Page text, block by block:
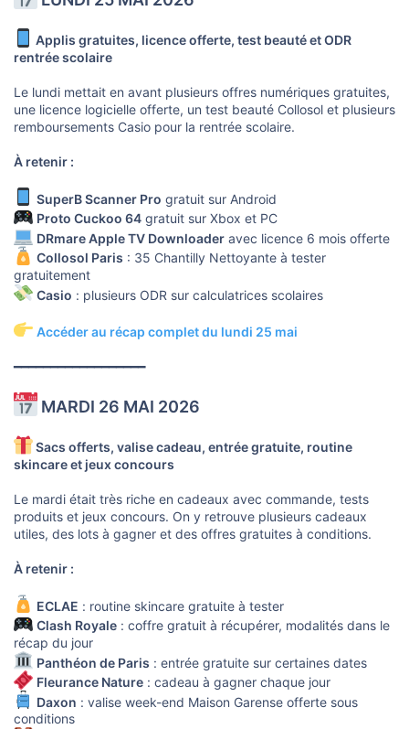
Applis gratuites, licence offerte, test beauté et ODR
rentrée scolaire
Le lundi mettait en avant plusieurs offres numériques gratuites,
une licence logicielle offerte, un test beauté Collosol et plusieurs
remboursements Casio pour la rentrée scolaire.
À retenir :
SuperB Scanner Pro gratuit sur Android
Proto Cuckoo 64gratuit sur Xbox et PC
DRmare Apple TV Downloaderavec licence 6 mois offerte
Collosol Paris : 35 Chantilly Nettoyante à tester
gratuitement
Casio : plusieurs ODR sur calculatrices scolaires
Accéder au récap complet du lundi 25 mai
━━━━━━━━━━━━━━━━━━
MARDI 26 MAI 2026
Sacs offerts, valise cadeau, entrée gratuite, routine
skincare et jeux concours
Le mardi était très riche en cadeaux avec commande, tests
produits et jeux concours. On y retrouve plusieurs cadeaux
utiles, des lots à gagner et des offres gratuites à conditions.
À retenir :
ECLAE : routine skincare gratuite à tester
Clash Royale: coffre gratuit à récupérer, modalités dans le
récap du jour
Panthéon de Paris : entrée gratuite sur certaines dates
Fleurance Nature: cadeau à gagner chaque jour
Daxon : valise week-end Maison Garense offerte sous
conditions